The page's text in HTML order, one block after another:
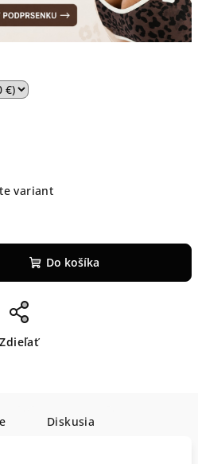
variant
Do košíka
Zdieľať
Diskusia